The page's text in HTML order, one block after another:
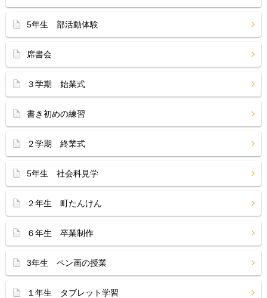
5年生 部活動体験
席書会
３学期 始業式
書き初めの練習
２学期 終業式
5年生 社会科見学
２年生 町たんけん
６年生 卒業制作
3年生 ペン画の授業
１年生 タブレット学習